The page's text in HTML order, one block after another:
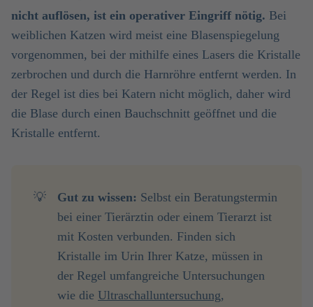
nicht auflösen, ist ein operativer Eingriff nötig. Bei
weiblichen Katzen wird meist eine Blasenspiegelung
vorgenommen, bei der mithilfe eines Lasers die Kristalle
zerbrochen und durch die Harnröhre entfernt werden. In
der Regel ist dies bei Katern nicht möglich, daher wird
die Blase durch einen Bauchschnitt geöffnet und die
Kristalle entfernt.
💡 Gut zu wissen: Selbst ein Beratungstermin
bei einer Tierärztin oder einem Tierarzt ist
mit Kosten verbunden. Finden sich
Kristalle im Urin Ihrer Katze, müssen in
der Regel umfangreiche Untersuchungen
wie die Ultraschalluntersuchung,